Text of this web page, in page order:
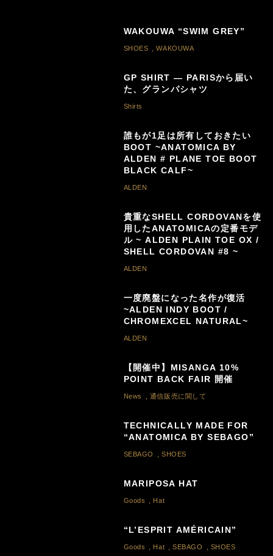
WAKOUWA “SWIM GREY”
SHOES ,WAKOUWA
GP SHIRT — PARISから届い
た、グランパシャツ
Shirts
誰もが1足は所有しておきたい
BOOT ~ANATOMICA BY
ALDEN # PLANE TOE BOOT
BLACK CALF~
ALDEN
貴重なSHELL CORDOVANを使
用したANATOMICAの定番モデ
ル ~ ALDEN PLAIN TOE OX /
SHELL CORDOVAN #8 ~
ALDEN
一度廃盤になった名作が復活
~ALDEN INDY BOOT /
CHROMEXCEL NATURAL~
ALDEN
【開催中】MISANGA 10%
POINT BACK FAIR 開催
News 通信販売に関して
TECHNICALLY MADE FOR
“ANATOMICA BY SEBAGO”
SEBAGO ,SHOES
MARIPOSA HAT
Goods Hat
“L’ESPRIT AMÉRICAIN”
Goods Hat ,SEBAGO SHOES